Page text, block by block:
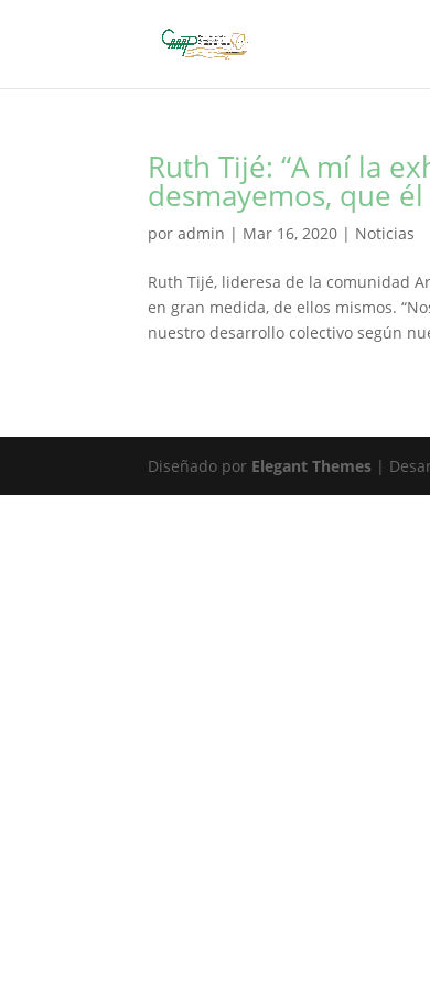
Ruth Tijé: “A mí la
desmayemos, que
poradmin | Mar 16, 2020 | Noticias
Ruth Tijé, lideresa de la comunidad
en gran medida, de ellos mismos.
nuestro desarrollo colectivo según
Diseñado por Elegant Themes |